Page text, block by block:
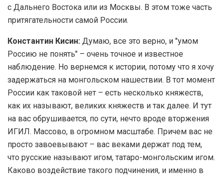
с Дальнего Востока или из Москвы. В этом тоже часть
притягательности самой России.
Константин Кисин: Думаю, все это верно, и "умом
Россию не понять" – очень точное и известное
наблюдение. Но вернемся к истории, потому что я хочу
задержаться на монгольском нашествии. В тот момент
России как таковой нет – есть несколько княжеств,
как их называют, великих княжеств и так далее. И тут
на вас обрушивается, по сути, нечто вроде вторжения
ИГИЛ. Массово, в огромном масштабе. Причем вас не
просто завоевывают – вас веками держат под тем,
что русские называют игом, татаро-монгольским игом.
Каково воздействие такого подчинения, и именно в